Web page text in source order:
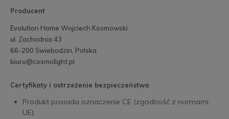
Producent
Evolution Home Wojciech Kosmowski
ul. Zachodnia 43
66-200 Świebodzin, Polska
biuro@cosmolight.pl
Certyfikaty i ostrzeżenie bezpieczeństwa
Produkt posiada oznaczenie CE (zgodność z normami
UE).